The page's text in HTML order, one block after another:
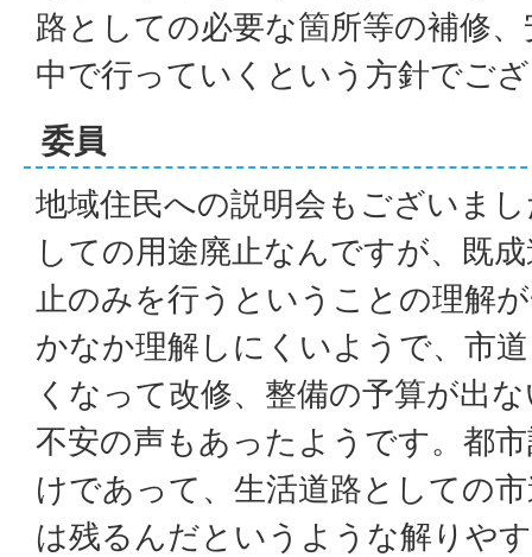
路としての必要な箇所等の補修
中で行っていくという方針でご
委員
地域住民への説明会もございま
しての用途廃止なんですが、既
止のみを行うということの理解
かなか理解しにくいようで、市
くなって改修、整備の予算が出
不安の声もあったようです。都
けであって、生活道路としての
は残るんだというような解りや